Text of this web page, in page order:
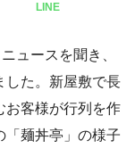
LINE
ュースを聞き、
した。新屋敷で長
お客様が行列を作
「麺丼亭」の様子